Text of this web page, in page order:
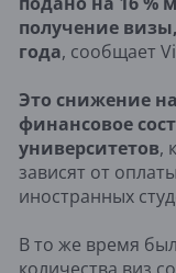
получение
года, сообщает
Это снижение
финансовое
университетов,
зависят от
иностранных
В то же время